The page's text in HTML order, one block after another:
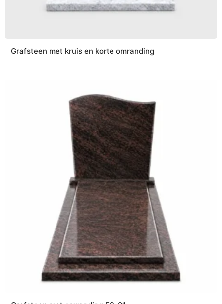
Grafsteen met kruis en korte omranding